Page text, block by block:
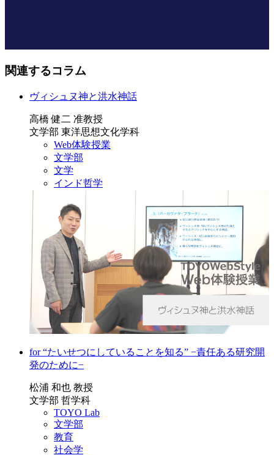
関連するコラム
ヴィシュヌ神と洪水神話
高橋 健二 准教授
文学部 東洋思想文化学科
Web体験授業
文学部
文学
インド哲学
for “たいせつにしていることを知る” −責任ある研究開
発のために−
松浦 和也 教授
文学部 哲学科
TOYO Lab
文学部
教育
社会学